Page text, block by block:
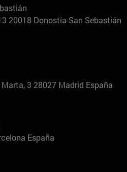
20018 Donostia-San Sebastián
3 28027 Madrid España
España